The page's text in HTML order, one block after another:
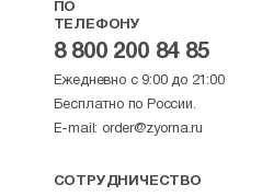
ПО
ТЕЛЕФОНУ
8 800 200 84 85
Ежедневно с 9:00 до 21:00
Бесплатно по России.
E-mail: order@zyorna.ru
СОТРУДНИЧЕСТВО